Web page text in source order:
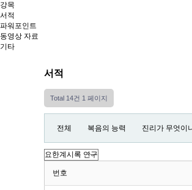
강목
서적
파워포인트
동영상 자료
기타
서적
Total 14건 1 페이지
전체 복음의 능력 진리가 무엇이
번호